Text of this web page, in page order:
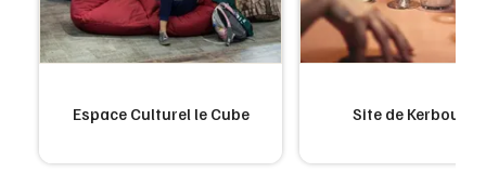
Espace Culturel le Cube Site de